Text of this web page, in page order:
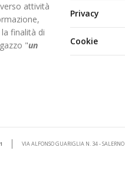
attività
finalità di
"un
Privacy
Cookie
VIA ALFONSO GUARIGLIA N. 34 - SALERNO